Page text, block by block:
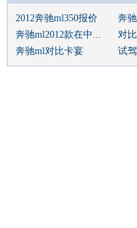
2012奔驰ml350报价 奔
奔驰ml2012款在中...
对
奔驰ml对比卡宴
试